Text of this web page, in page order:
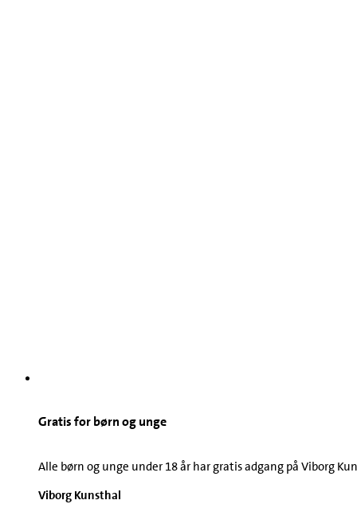
Gratis for børn og unge
Alle børn og unge under 18 år har gratis adgang på Viborg
Viborg Kunsthal